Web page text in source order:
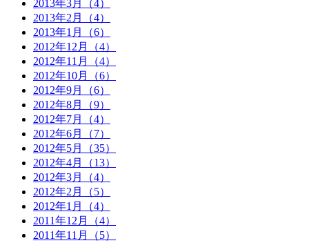
2013年3月（4）
2013年2月（4）
2013年1月（6）
2012年12月（4）
2012年11月（4）
2012年10月（6）
2012年9月（6）
2012年8月（9）
2012年7月（4）
2012年6月（7）
2012年5月（35）
2012年4月（13）
2012年3月（4）
2012年2月（5）
2012年1月（4）
2011年12月（4）
2011年11月（5）